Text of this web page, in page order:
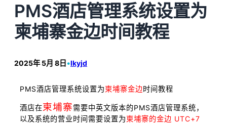
PMS酒店管理系统设置为
柬埔寨金边时间教程
2025年 5月 8日 •lkyjd
PMS酒店管理系统设置为柬埔寨金边时间教程
酒店在柬埔寨需要中英文版本的PMS酒店管理系统，
以及系统的营业时间需要设置为柬埔寨的金边 UTC+7